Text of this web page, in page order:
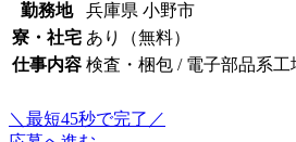
勤務地
兵庫県 小野市
寮・社宅 あり（無料）
仕事内容 検査・梱包 / 電子部品系工
＼最短45秒で完了／